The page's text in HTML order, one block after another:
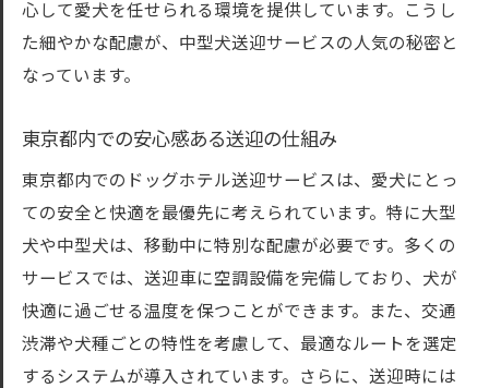
心して愛犬を任せられる環境を提供しています。こうし
た細やかな配慮が、中型犬送迎サービスの人気の秘密と
なっています。
東京都内での安心感ある送迎の仕組み
東京都内でのドッグホテル送迎サービスは、愛犬にとっ
ての安全と快適を最優先に考えられています。特に大型
犬や中型犬は、移動中に特別な配慮が必要です。多くの
サービスでは、送迎車に空調設備を完備しており、犬が
快適に過ごせる温度を保つことができます。また、交通
渋滞や犬種ごとの特性を考慮して、最適なルートを選定
するシステムが導入されています。さらに、送迎時には